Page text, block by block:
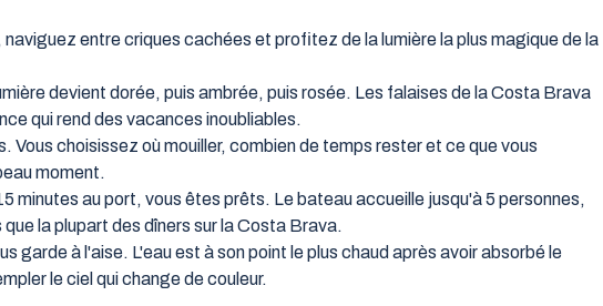
entre criques cachées et profitez de la lumière la plus magique de la
devient dorée, puis ambrée, puis rosée. Les falaises de la Costa Brava
qui rend des vacances inoubliables.
choisissez où mouiller, combien de temps rester et ce que vous
moment.
au port, vous êtes prêts. Le bateau accueille jusqu'à 5 personnes,
la plupart des dîners sur la Costa Brava.
à l'aise. L'eau est à son point le plus chaud après avoir absorbé le
le ciel qui change de couleur.